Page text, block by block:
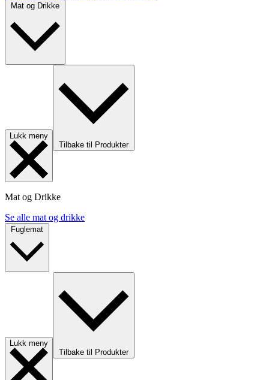
Lukk meny
Tilbake til Produkter
Mat og Drikke
Se alle mat og drikke
Lukk meny
Tilbake til Produkter